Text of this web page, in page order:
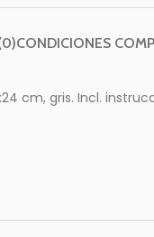
CONDICIONES
cm, gris. Incl.